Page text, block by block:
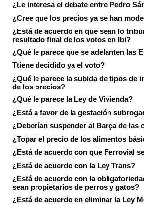
¿Le interesa el debate entre Pedro
¿Cree que los precios ya se han
¿Está de acuerdo en que sean lo
resultado final de los votos en Ibi?
¿Qué le parece que se adelanten las
Ttiene decidido ya el voto?
¿Qué le parece la subida de tipos de
de los precios?
¿Qué le parece la Ley de Vivienda?
¿Está a favor de la gestación
¿Deberían suspender al Barça de las
¿Topar el precio de los alimentos
¿Está de acuerdo con que Ferrovial
¿Está de acuerdo con la Ley Trans?
¿Está de acuerdo con la
sean propietarios de perros y gatos?
¿Está de acuerdo en eliminar la Ley